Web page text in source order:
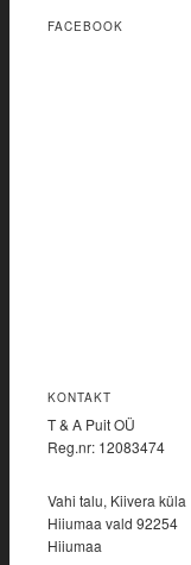
FACEBOOK
KONTAKT
T & A Puit OÜ
Reg.nr: 12083474
Vahi talu, Kiivera küla
Hiiumaa vald 92254
Hiiumaa